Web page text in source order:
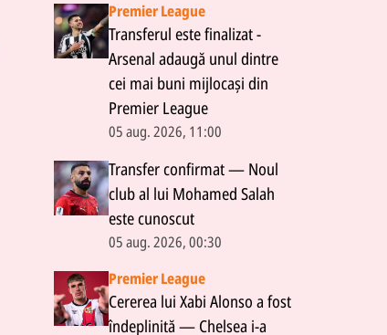
Premier League
Transferul este finalizat -
Arsenal adaugă unul dintre
cei mai buni mijlocași din
Premier League
05 aug. 2026, 11:00
Transfer confirmat — Noul
club al lui Mohamed Salah
este cunoscut
05 aug. 2026, 00:30
Premier League
Cererea lui Xabi Alonso a fost
îndeplinită — Chelsea i-a